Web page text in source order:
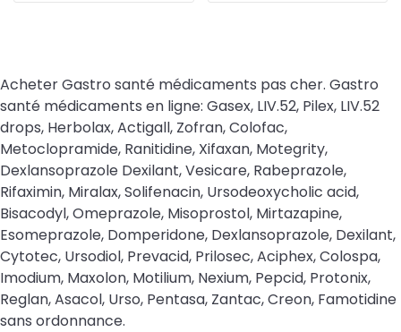
Acheter Gastro santé médicaments pas cher. Gastro
santé médicaments en ligne: Gasex, LIV.52, Pilex, LIV.52
drops, Herbolax, Actigall, Zofran, Colofac,
Metoclopramide, Ranitidine, Xifaxan, Motegrity,
Dexlansoprazole Dexilant, Vesicare, Rabeprazole,
Rifaximin, Miralax, Solifenacin, Ursodeoxycholic acid,
Bisacodyl, Omeprazole, Misoprostol, Mirtazapine,
Esomeprazole, Domperidone, Dexlansoprazole, Dexilant,
Cytotec, Ursodiol, Prevacid, Prilosec, Aciphex, Colospa,
Imodium, Maxolon, Motilium, Nexium, Pepcid, Protonix,
Reglan, Asacol, Urso, Pentasa, Zantac, Creon, Famotidine
sans ordonnance.